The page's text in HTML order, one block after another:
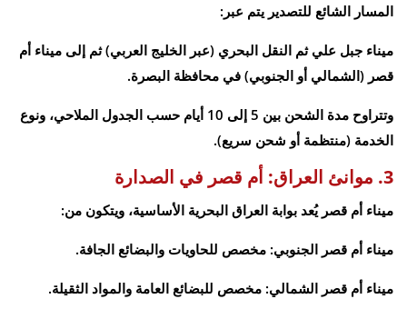
المسار الشائع للتصدير يتم عبر:
ميناء جبل علي ثم النقل البحري (عبر الخليج العربي) ثم إلى ميناء أم
قصر (الشمالي أو الجنوبي) في محافظة البصرة.
وتتراوح مدة الشحن بين 5 إلى 10 أيام حسب الجدول الملاحي، ونوع
الخدمة (منتظمة أو شحن سريع).
3. موانئ العراق: أم قصر في الصدارة
ميناء أم قصر يُعد بوابة العراق البحرية الأساسية، ويتكون من:
ميناء أم قصر الجنوبي: مخصص للحاويات والبضائع الجافة.
ميناء أم قصر الشمالي: مخصص للبضائع العامة والمواد الثقيلة.